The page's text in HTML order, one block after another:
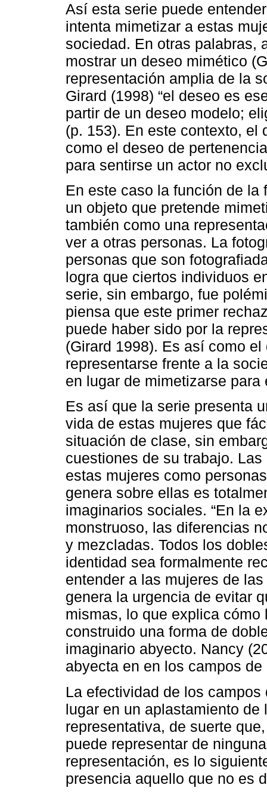
Así esta serie puede
intenta mimetizar a estas
sociedad. En otras palabras,
mostrar un deseo mimético
representación amplia de la
Girard (1998) “el deseo es
partir de un deseo modelo;
(p. 153). En este contexto, el
como el deseo de
para sentirse un actor no
En este caso la función de
un objeto que pretende
también como una
ver a otras personas. La
personas que son
logra que ciertos individuos
serie, sin embargo, fue
piensa que este primer
puede haber sido por la
(Girard 1998). Es así como
representarse frente a la
en lugar de mimetizarse
Es así que la serie presenta
vida de estas mujeres que
situación de clase, sin
cuestiones de su trabajo.
estas mujeres como
genera sobre ellas es
imaginarios sociales. “En la
monstruoso, las diferencias
y mezcladas. Todos los
identidad sea formalmente
entender a las mujeres de
genera la urgencia de evitar
mismas, lo que explica
construido una forma de
imaginario abyecto. Nancy
abyecta en en los campos
La efectividad de los
lugar en un aplastamiento
representativa, de suerte
puede representar de
representación, es lo
presencia aquello que no es